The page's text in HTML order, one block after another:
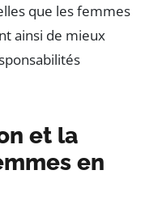
que les femmes
ainsi de mieux
et la
en